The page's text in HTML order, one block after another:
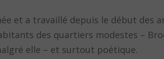
et a travaillé depuis le début des
des quartiers modestes –
elle – et surtout poétique.